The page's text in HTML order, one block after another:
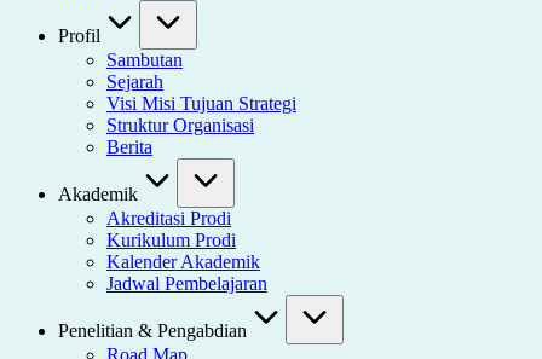
Profil
Sambutan
Sejarah
Visi Misi Tujuan Strategi
Struktur Organisasi
Berita
Akademik
Akreditasi Prodi
Kurikulum Prodi
Kalender Akademik
Jadwal Pembelajaran
Penelitian & Pengabdian
Road Map